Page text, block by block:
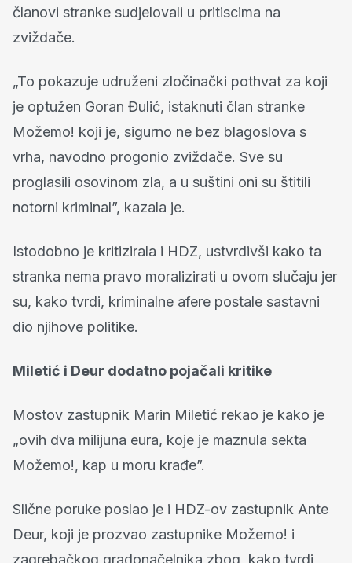
članovi stranke sudjelovali u pritiscima na
zviždače.
„To pokazuje udruženi zločinački pothvat za koji
je optužen Goran Đulić, istaknuti član stranke
Možemo! koji je, sigurno ne bez blagoslova s
vrha, navodno progonio zviždače. Sve su
proglasili osovinom zla, a u suštini oni su štitili
notorni kriminal”, kazala je.
Istodobno je kritizirala i HDZ, ustvrdivši kako ta
stranka nema pravo moralizirati u ovom slučaju jer
su, kako tvrdi, kriminalne afere postale sastavni
dio njihove politike.
Miletić i Deur dodatno pojačali kritike
Mostov zastupnik Marin Miletić rekao je kako je
„ovih dva milijuna eura, koje je maznula sekta
Možemo!, kap u moru krađe”.
Slične poruke poslao je i HDZ-ov zastupnik Ante
Deur, koji je prozvao zastupnike Možemo! i